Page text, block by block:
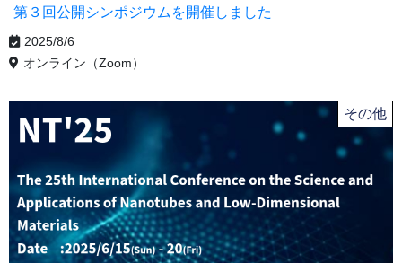
第３回公開シンポジウムを開催しました
2025/8/6
オンライン（Zoom）
その他